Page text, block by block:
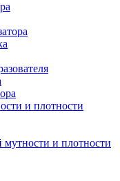
и плотности
мутности и плотности